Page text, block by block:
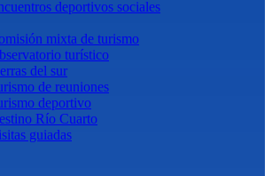
deportivos sociales
mixta de turismo
turístico
del sur
de reuniones
deportivo
Río Cuarto
guiadas